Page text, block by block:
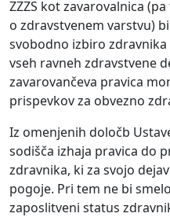
ZZZS kot zavarovalnica
o zdravstvenem varstvu)
svobodno izbiro
vseh ravneh zdravstvene
zavarovančeva pravica
prispevkov za obvezno
Iz omenjenih določb
sodišča izhaja pravica do
zdravnika, ki za svojo
pogoje. Pri tem ne bi
zaposlitveni status